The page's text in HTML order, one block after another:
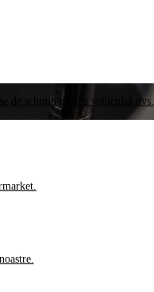
de schimb pentru vehiculul dvs.